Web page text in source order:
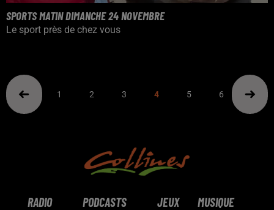
SPORTS MATIN DIMANCHE 24 NOVEMBRE
Le sport près de chez vous
1 2 3 4 5 6 7
RADIO PODCASTS JEUX MUSIQUE